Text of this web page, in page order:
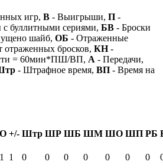
игр, В - Выигрыши, П -
буллитными сериями, БВ - Броски
шайб, ОБ - Отраженные
отраженных бросков, КН-
= 60мин*ПШ/ВП, А - Передачи,
- Штрафное время, ВП - Время на
О +/- Штр ШР ШБ ШМ ШО ШП РБ
1 1 0 0 0 0 0 0 0